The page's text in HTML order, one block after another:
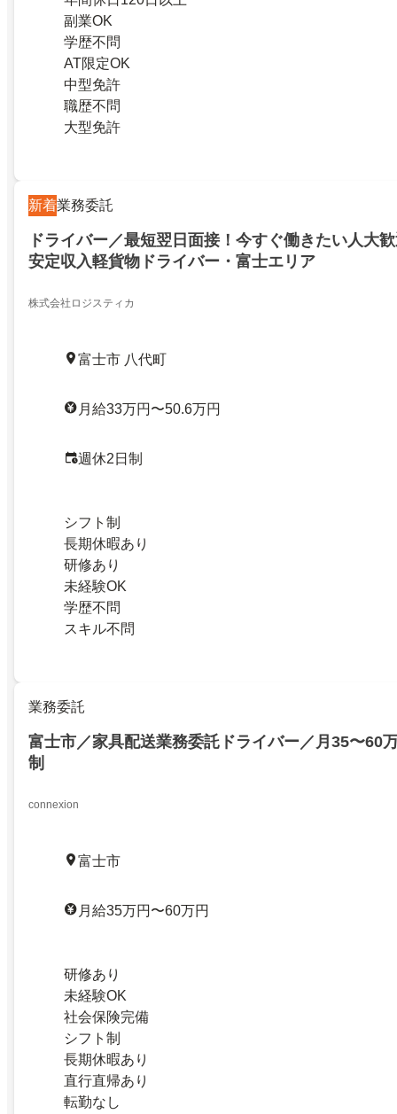
副業OK
学歴不問
AT限定OK
中型免許
職歴不問
大型免許
新着業務委託
ドライバー／最短翌日面接！今すぐ働きたい人大
安定収入軽貨物ドライバー・富士エリア
株式会社ロジスティカ
富士市 八代町
月給33万円〜50.6万円
週休2日制
シフト制
長期休暇あり
研修あり
未経験OK
学歴不問
スキル不問
業務委託
富士市／家具配送業務委託ドライバー／月35〜60
制
connexion
富士市
月給35万円〜60万円
研修あり
未経験OK
社会保険完備
シフト制
長期休暇あり
直行直帰あり
転勤なし